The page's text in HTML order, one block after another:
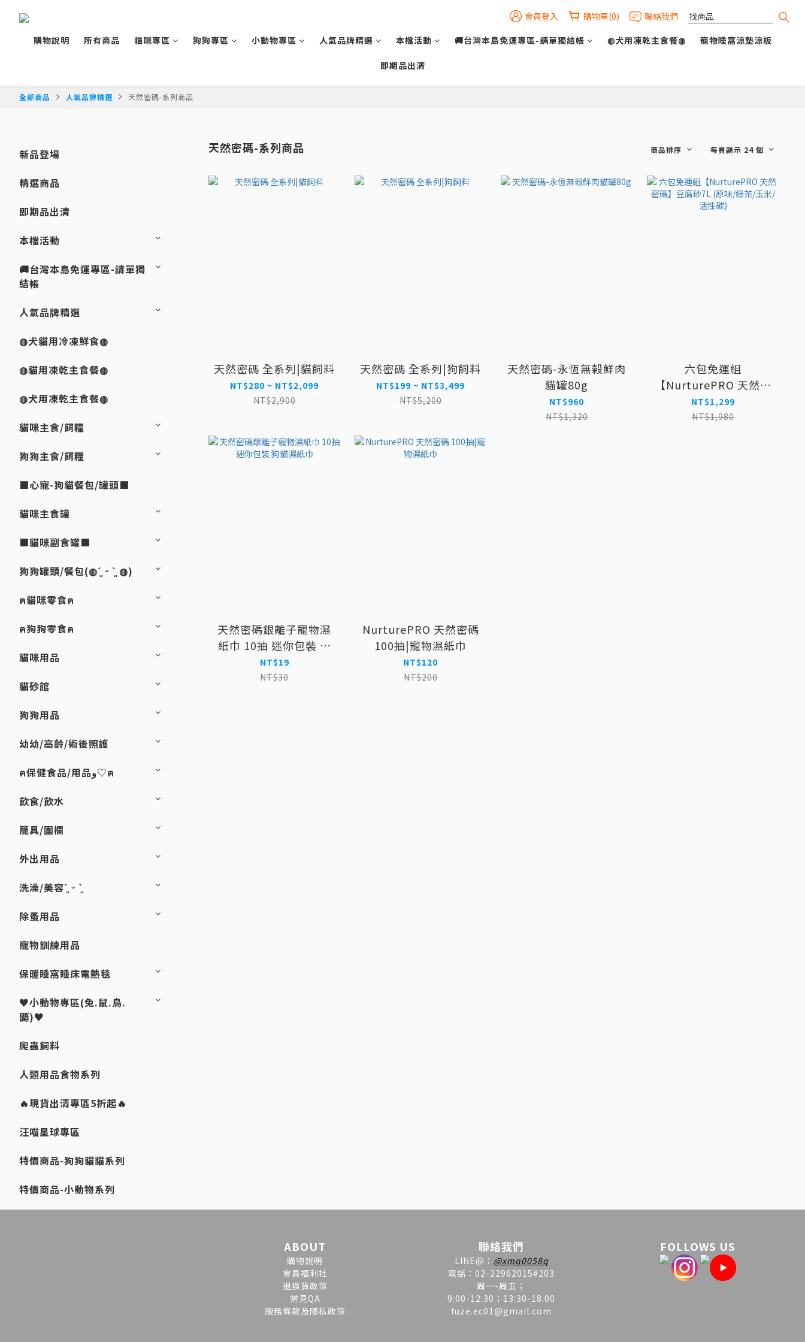
會員登入 購物車(0)
聯絡我們
購物說明
所有商品 貓咪專區 狗狗專區 小動物專區 人氣品牌精選 本檔活動 🚚台灣本島免運專區-請單獨結帳 ◍犬用凍乾主食餐◍ 寵物睡窩涼墊涼板
即期品出清
全部商品 人氣品牌精選 天然密碼-系列商品
新品登場
精選商品
即期品出清
本檔活動
🚚台灣本島免運專區-請單獨
結帳
人氣品牌精選
◍犬貓用冷凍鮮食◍
◍貓用凍乾主食餐◍
◍犬用凍乾主食餐◍
貓咪主食/飼糧
狗狗主食/飼糧
■心寵-狗貓餐包/罐頭■
貓咪主食罐
■貓咪副食罐■
狗狗罐頭/餐包(◍´͈ ᵕ `͈ ◍)
ฅ貓咪零食ฅ
ฅ狗狗零食ฅ
貓咪用品
貓砂館
狗狗用品
幼幼/高齡/術後照護
ฅ保健食品/用品و♡ฅ
飲食/飲水
籠具/圍欄
外出用品
洗澡/美容´͈ ᵕ `͈
除蚤用品
寵物訓練用品
保暖睡窩睡床電熱毯
♥小動物專區(兔.鼠.鳥.
鼯)♥
爬蟲飼料
人類用品食物系列
🔥現貨出清專區5折起🔥
汪喵星球專區
特價商品-狗狗貓貓系列
特價商品-小動物系列
天然密碼-系列商品 商品排序 每頁顯示 24 個
天然密碼 全系列|貓飼料
NT$280 ~ NT$2,099
NT$2,900
天然密碼 全系列|狗飼料
NT$199 ~ NT$3,499
NT$5,200
天然密碼-永恆無榖鮮肉
貓罐80g
NT$960
NT$1,320
六包免運組
【NurturePRO 天然密
碼】豆腐砂7L (原味/綠
茶/玉米/活性碳)
NT$1,299
NT$1,980
天然密碼銀離子寵物濕
紙巾 10抽 迷你包裝 狗
貓濕紙巾
NT$19
NT$30
NurturePRO 天然密碼
100抽|寵物濕紙巾
NT$120
NT$200
ABOUT
購物說明
會員福利社
退換貨政策
常見QA
服務條款及隱私政策
聯絡我們
LINE@ ： @xmq0058q
電話：02-22962015#203
周一-周五；
9:00-12:30；13:30-18:00
fuze.ec01@gmail.com
FOLLOWS US